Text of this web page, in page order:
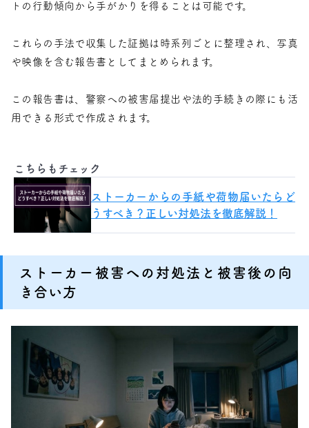
トの行動傾向から手がかりを得ることは可能です。
これらの手法で収集した証拠は時系列ごとに整理され、写真
や映像を含む報告書としてまとめられます。
この報告書は、警察への被害届提出や法的手続きの際にも活
用できる形式で作成されます。
こちらもチェック
ストーカーからの手紙や荷物届いたらど
うすべき？正しい対処法を徹底解説！
ストーカー被害への対処法と被害後の向
き合い方